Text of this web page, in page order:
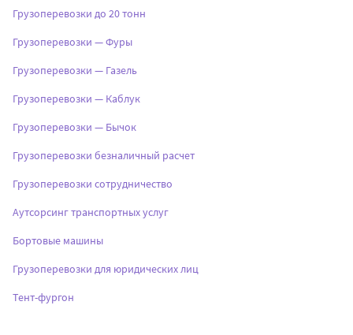
Грузоперевозки до 20 тонн
Грузоперевозки — Фуры
Грузоперевозки — Газель
Грузоперевозки — Каблук
Грузоперевозки — Бычок
Грузоперевозки безналичный расчет
Грузоперевозки сотрудничество
Аутсорсинг транспортных услуг
Бортовые машины
Грузоперевозки для юридических лиц
Тент-фургон